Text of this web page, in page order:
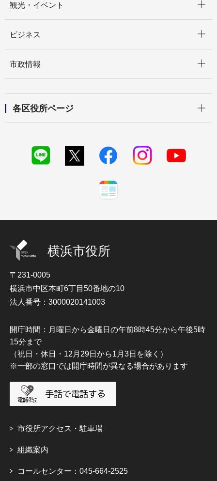
観光・イベント
ビジネス
市政情報
各区役所ページ
横浜市役所
〒231-0005
横浜市中区本町6丁目50番地の10
法人番号：3000020141003
開庁時間：月曜日から金曜日の午前8時45分から午後5時
15分まで
（祝日・休日・12月29日から1月3日を除く）
※一部の窓口では開庁時間が異なる場合があります
市役所アクセス・駐車場
組織案内
コールセンター：045-664-2525